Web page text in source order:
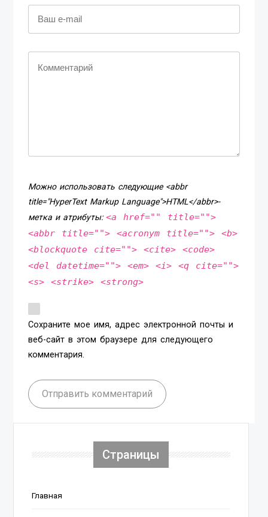
Можно использовать следующие <abbr
title="HyperText Markup Language">HTML</abbr>-
метка и атрибуты:<a href="" title="">
<abbr title=""> <acronym title=""> <b>
<blockquote cite=""> <cite> <code>
<del datetime=""> <em> <i> <q cite="">
<s> <strike> <strong>
Сохраните мое имя, адрес электронной почты и
веб-сайт в этом браузере для следующего
комментария.
Отправить комментарий
Страницы
Главная